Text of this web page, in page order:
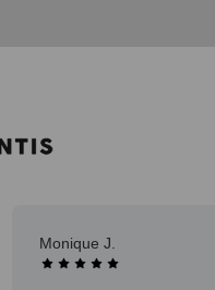
Monique J.